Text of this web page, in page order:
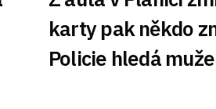
karty pak někdo
Policie hledá